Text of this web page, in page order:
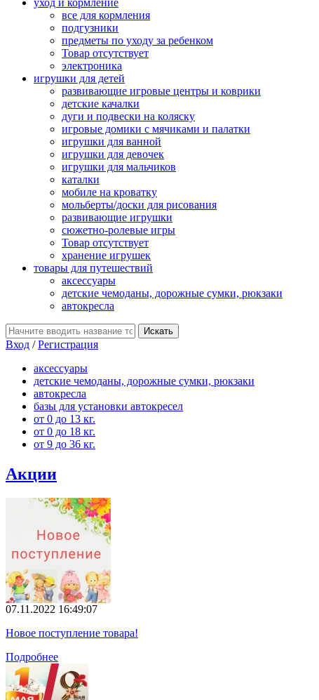
уход и кормление
все для кормления
подгузники
предметы по уходу за ребенком
Товар отсутствует
электроника
игрушки для детей
развивающие игровые центры и коврики
детские качалки
дуги и подвески на коляску
игровые домики с мячиками и палатки
игрушки для ванной
игрушки для девочек
игрушки для мальчиков
каталки
мобиле на кроватку
мольберты/доски для рисования
развивающие игрушки
сюжетно-ролевые игры
Товар отсутствует
хранение игрушек
товары для путешествий
аксессуары
детские чемоданы, дорожные сумки, рюкзаки
автокресла
Вход /Регистрация
аксессуары
детские чемоданы, дорожные сумки, рюкзаки
автокресла
базы для установки автокресел
от 0 до 13 кг.
от 0 до 18 кг.
от 9 до 36 кг.
Акции
07.11.2022 16:49:07
Новое поступление товара!
Подробнее